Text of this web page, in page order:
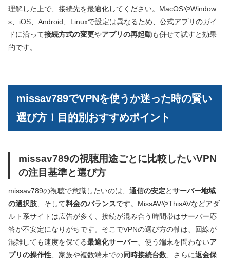
理解した上で、接続先を最適化してください。MacOSやWindow
s、iOS、Android、Linuxで設定は異なるため、公式アプリのガイ
ドに沿って接続方式の変更やアプリの再起動も併せて試すと効果
的です。
missav789でVPNを使うか迷った時の賢い
選び方！目的別おすすめポイント
missav789の視聴用途ごとに比較したいVPN
の注目基準と選び方
missav789の視聴で意識したいのは、 通信の安定とサーバー地域
の選択肢 、そして料金のバランスです。MissAVやThisAVなどアダ
ルト系サイトは広告が多く、接続が混み合う時間帯はサーバー応
答が不安定になりがちです。そこでVPNの選び方の軸は、回線が
混雑しても速度を保てる最適化サーバー 、使う端末を問わないア
プリの操作性 、家族や複数端末での同時接続台数 、さらに返金保